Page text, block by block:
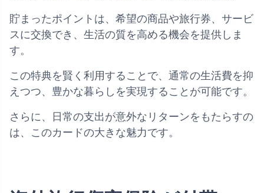
貯まったポイントは、希望の商品や旅行券、サービ
スに交換でき、生活の質を高める機会を提供しま
す。
この特典を賢く利用することで、通常の生活費を抑
えつつ、豊かな暮らしを実現することが可能です。
さらに、日常の支出が意外なリターンをもたらすの
は、このカードの大きな魅力です。